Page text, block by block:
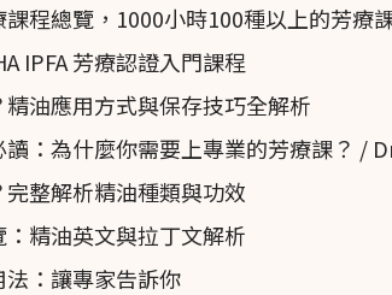
層析法和氣相層析質譜分析，顯示先
程總覽，1000小時100種以上的芳療
IPFA 芳療認證入門課程
油應用方式與保存技巧全解析
：為什麼你需要上專業的芳療課？ /
整解析精油種類與功效
精油英文與拉丁文解析
：讓專家告訴你